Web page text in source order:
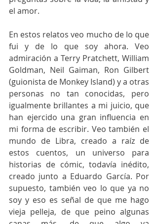
el amor.
En estos relatos veo mucho de lo que
fui y de lo que soy ahora. Veo
admiración a Terry Pratchett, William
Goldman, Neil Gaiman, Ron Gilbert
(guionista de Monkey Island) y a otras
personas no tan conocidas, pero
igualmente brillantes a mi juicio, que
han ejercido una gran influencia en
mi forma de escribir. Veo también el
mundo de Libra, creado a raíz de
estos cuentos, un universo para
historias de cómic, todavía inédito,
creado junto a Eduardo García. Por
supuesto, también veo lo que ya no
soy y eso es señal de que me hago
vieja pelleja, de que peino algunas